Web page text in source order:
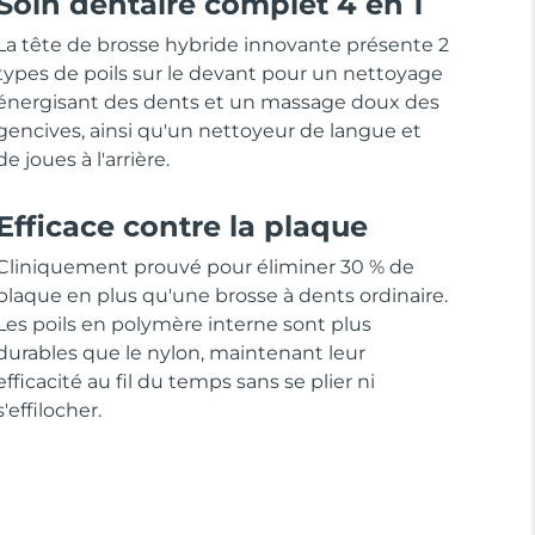
tête de brosse hybride innovante présente 2
de poils sur le devant pour un nettoyage
des dents et un massage doux des
ainsi qu'un nettoyeur de langue et
joues à l'arrière.
contre la plaque
prouvé pour éliminer 30 % de
en plus qu'une brosse à dents ordinaire.
poils en polymère interne sont plus
que le nylon, maintenant leur
au fil du temps sans se plier ni